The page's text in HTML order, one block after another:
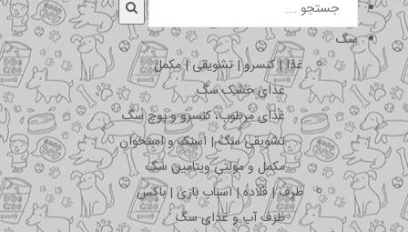
سگ
غذا | کنسرو | تشویقی | مکمل
غذای خشک سگ
غذای مرطوب، کنسرو و پوچ سگ
تشویقی سگ | اسنک و استخوان
مکمل و مولتی ویتامین سگ
ظرف | قلاده | اسباب بازی | باکس
ظرف آب و غذای سگ